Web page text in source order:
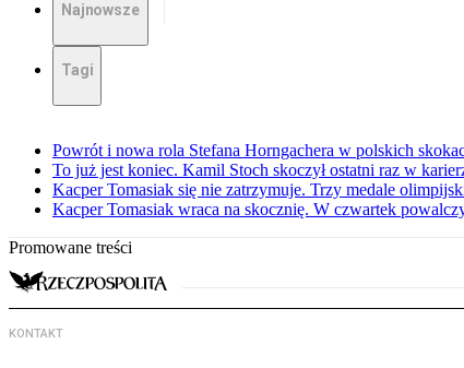
Najnowsze
Tagi
Powrót i nowa rola Stefana Horngachera w polskich
To już jest koniec. Kamil Stoch skoczył ostatni raz w
Kacper Tomasiak się nie zatrzymuje. Trzy medale
Kacper Tomasiak wraca na skocznię. W czwartek
Promowane treści
KONTAKT